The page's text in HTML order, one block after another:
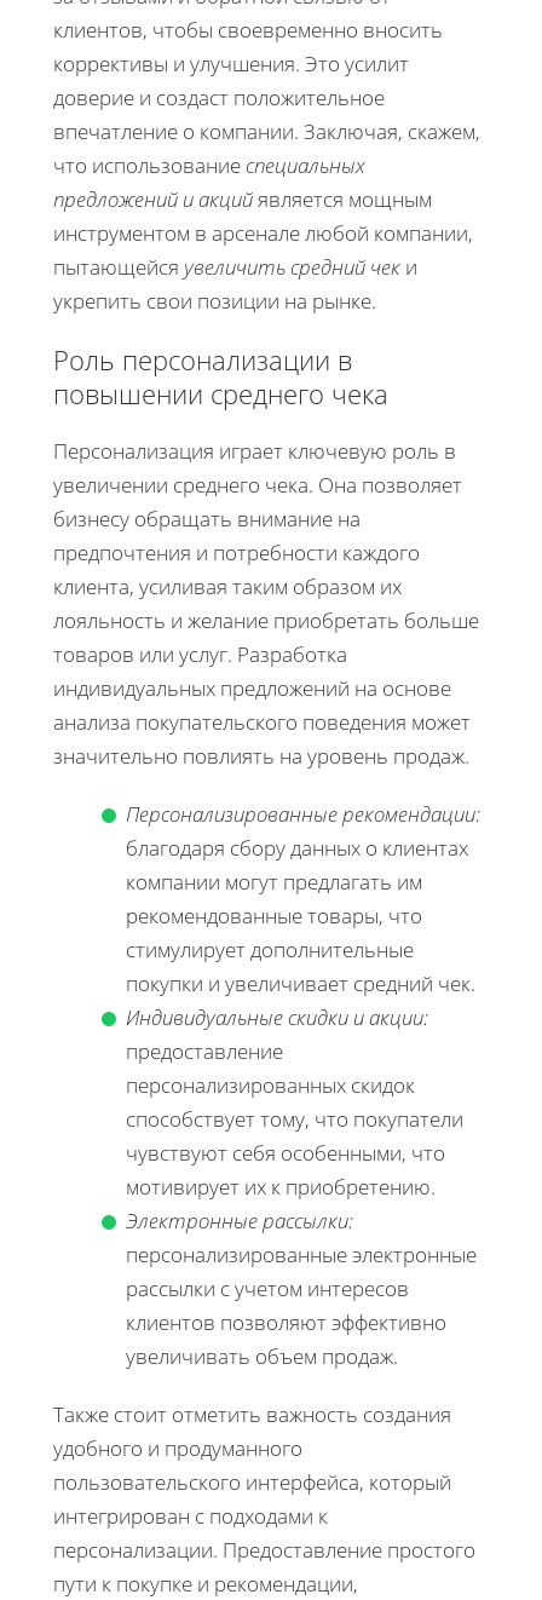
клиентов, чтобы своевременно вносить
коррективы и улучшения. Это усилит
доверие и создаст положительное
впечатление о компании. Заключая, скажем,
что использованиеспециальных
предложений и акцийявляется мощным
инструментом в арсенале любой компании,
пытающейся увеличить средний чек и
укрепить свои позиции на рынке.
Роль персонализации в
повышении среднего чека
Персонализация играет ключевую роль в
увеличении среднего чека. Она позволяет
бизнесу обращать внимание на
предпочтения и потребности каждого
клиента, усиливая таким образом их
лояльность и желание приобретать больше
товаров или услуг. Разработка
индивидуальных предложений на основе
анализа покупательского поведения может
значительно повлиять на уровень продаж.
Персонализированные рекомендации:
благодаря сбору данных о клиентах
компании могут предлагать им
рекомендованные товары, что
стимулирует дополнительные
покупки и увеличивает средний чек.
Индивидуальные скидки и акции:
предоставление
персонализированных скидок
способствует тому, что покупатели
чувствуют себя особенными, что
мотивирует их к приобретению.
Электронные рассылки:
персонализированные электронные
рассылки с учетом интересов
клиентов позволяют эффективно
увеличивать объем продаж.
Также стоит отметить важность создания
удобного и продуманного
пользовательского интерфейса, который
интегрирован с подходами к
персонализации. Предоставление простого
пути к покупке и рекомендации,